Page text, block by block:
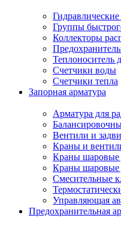
Гидравлические
Группы
Коллекторы
Теплоноситель
Счетчики воды
Счетчики тепла
Запорная арматура
Арматура для
Вентили и
Краны и
Краны шаровые
Краны шаровые
Смесительные
Управляющая
Предохранительная